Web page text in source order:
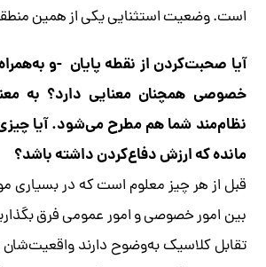
است. وضعیت استثنایی یکی از همین
آیا صحبت‌کردن از نقطه پایان -و
خصوصی همچنان معنایی دارد؟ به
نظام‌مند شما هم مطرح می‌شود. آیا
مانده که ارزش دفاع‌کردن داشته باشد؟
قبل از هر چیز معلوم است که در بسیاری
بین امور خصوصی و امور عمومی فرق
تقابل کلاسیک به‌وضوح دارند